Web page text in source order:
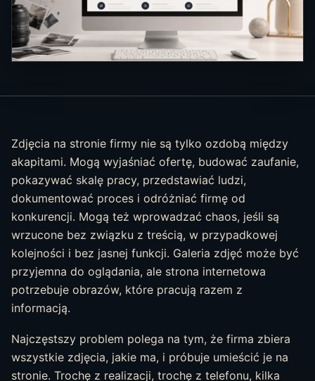
Zdjęcia na stronie firmy nie są tylko ozdobą między
akapitami. Mogą wyjaśniać ofertę, budować zaufanie,
pokazywać skalę pracy, przedstawiać ludzi,
dokumentować proces i odróżniać firmę od
konkurencji. Mogą też wprowadzać chaos, jeśli są
wrzucone bez związku z treścią, w przypadkowej
kolejności i bez jasnej funkcji. Galeria zdjęć może być
przyjemna do oglądania, ale strona internetowa
potrzebuje obrazów, które pracują razem z
informacją.
Najczęstszy problem polega na tym, że firma zbiera
wszystkie zdjęcia, jakie ma, i próbuje umieścić je na
stronie. Trochę z realizacji, trochę z telefonu, kilka